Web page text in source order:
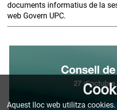
documents informatius de la
web Govern UPC.
Aquest lloc web utilitza